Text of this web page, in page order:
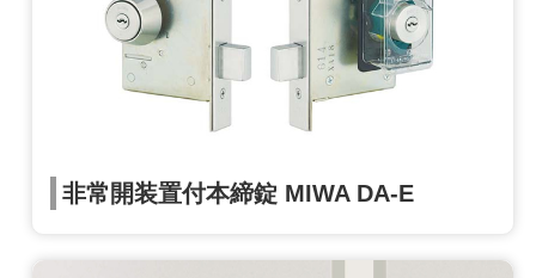
非常開装置付本締錠 MIWA DA-E